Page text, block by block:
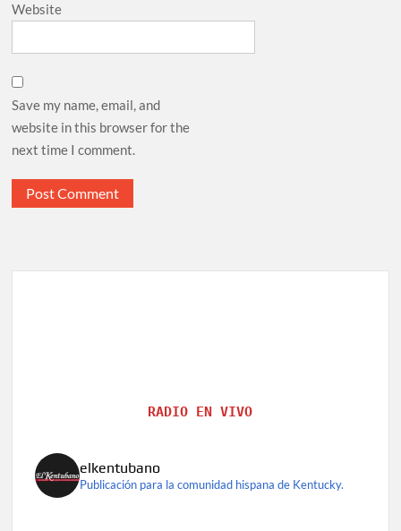
Website
Save my name, email, and
website in this browser for the
next time I comment.
RADIO EN VIVO
elkentubano
Publicación para la comunidad hispana de Kentucky.